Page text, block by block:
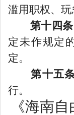
滥用职权、玩
第十四条
定未作规定
定。
第十五
行。
《海南